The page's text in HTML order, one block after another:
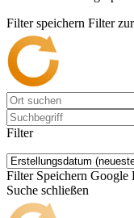
Filter speichern Filter
Filter
Filter Speichern Google
Suche schließen